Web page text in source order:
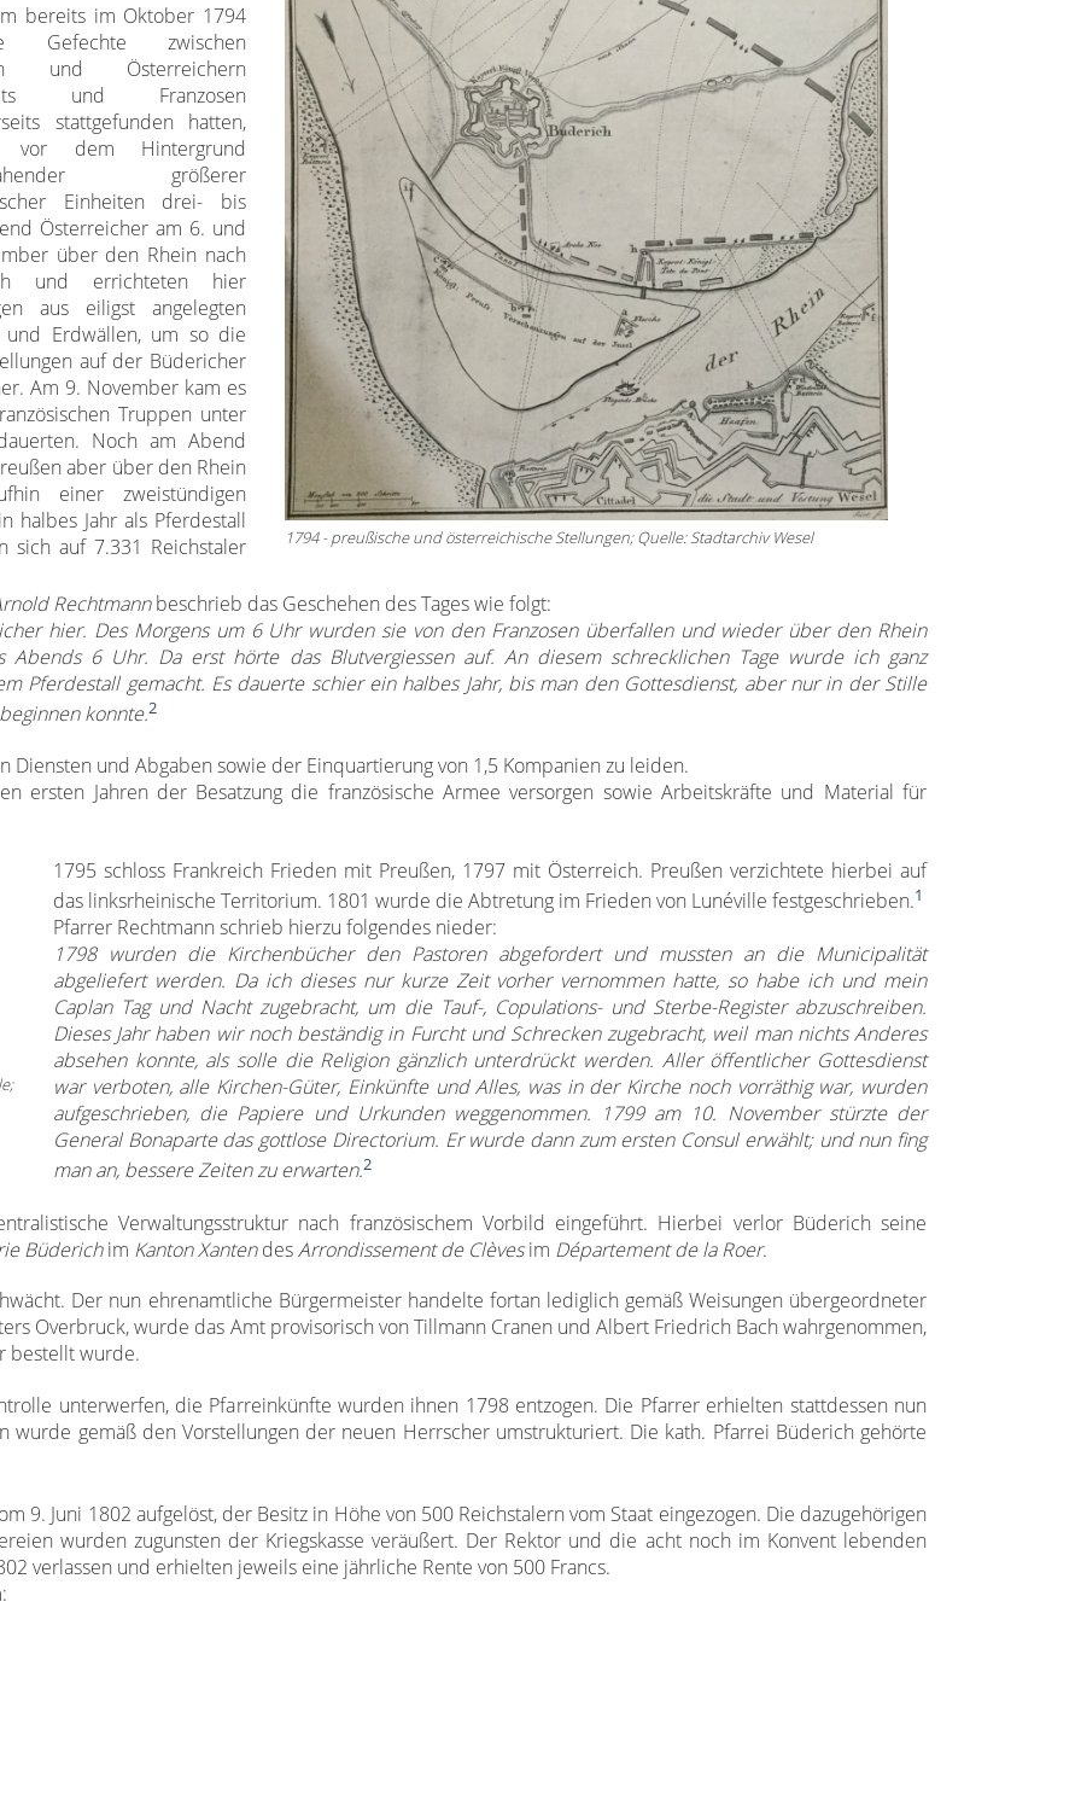
1794 - preußische und österreichische Stellungen; Quelle: Stadtarchiv Wesel
bereits im Oktober 1794
Gefechte zwischen
und Österreichern
und Franzosen
stattgefunden hatten,
vor dem Hintergrund
größerer
Einheiten drei- bis
Österreicher am 6. und
über den Rhein nach
und errichteten hier
aus eiligst angelegten
und Erdwällen, um so die
auf der Büdericher
Am 9. November kam es
Truppen unter
Noch am Abend
aber über den Rhein
einer zweistündigen
halbes Jahr als Pferdestall
sich auf 7.331 Reichstaler
Rechtmannbeschrieb das Geschehen des Tages wie folgt:
hier. Des Morgens um 6 Uhr wurden sie von den Franzosen überfallen und wieder über den Rhein
Abends 6 Uhr. Da erst hörte das Blutvergiessen auf. An diesem schrecklichen Tage wurde ich ganz
Pferdestall gemacht. Es dauerte schier ein halbes Jahr, bis man den Gottesdienst, aber nur in der Stille
konnte.2
Diensten und Abgaben sowie der Einquartierung von 1,5 Kompanien zu leiden.
ersten Jahren der Besatzung die französische Armee versorgen sowie Arbeitskräfte und Material für
1795 schloss Frankreich Frieden mit Preußen, 1797 mit Österreich. Preußen verzichtete hierbei auf
das linksrheinische Territorium. 1801 wurde die Abtretung im Frieden von Lunéville festgeschrieben.1
Pfarrer Rechtmann schrieb hierzu folgendes nieder:
1798 wurden die Kirchenbücher den Pastoren abgefordert und mussten an die Municipalität
abgeliefert werden. Da ich dieses nur kurze Zeit vorher vernommen hatte, so habe ich und mein
Caplan Tag und Nacht zugebracht, um die Tauf-, Copulations- und Sterbe-Register abzuschreiben.
Dieses Jahr haben wir noch beständig in Furcht und Schrecken zugebracht, weil man nichts Anderes
absehen konnte, als solle die Religion gänzlich unterdrückt werden. Aller öffentlicher Gottesdienst
war verboten, alle Kirchen-Güter, Einkünfte und Alles, was in der Kirche noch vorräthig war, wurden
aufgeschrieben, die Papiere und Urkunden weggenommen. 1799 am 10. November stürzte der
General Bonaparte das gottlose Directorium. Er wurde dann zum ersten Consul erwählt; und nun fing
man an, bessere Zeiten zu erwarten.2
Verwaltungsstruktur nach französischem Vorbild eingeführt. Hierbei verlor Büderich seine
Büderichim Kanton XantendesArrondissement de Clèvesim Département de la Roer.
Der nun ehrenamtliche Bürgermeister handelte fortan lediglich gemäß Weisungen übergeordneter
Overbruck, wurde das Amt provisorisch von Tillmann Cranen und Albert Friedrich Bach wahrgenommen,
bestellt wurde.
unterwerfen, die Pfarreinkünfte wurden ihnen 1798 entzogen. Die Pfarrer erhielten stattdessen nun
wurde gemäß den Vorstellungen der neuen Herrscher umstrukturiert. Die kath. Pfarrei Büderich gehörte
9. Juni 1802 aufgelöst, der Besitz in Höhe von 500 Reichstalern vom Staat eingezogen. Die dazugehörigen
wurden zugunsten der Kriegskasse veräußert. Der Rektor und die acht noch im Konvent lebenden
verlassen und erhielten jeweils eine jährliche Rente von 500 Francs.